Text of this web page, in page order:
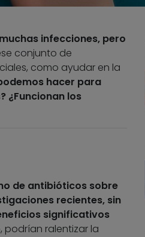
infecciones, pero
conjunto de
como ayudar en la
hacer para
¿Funcionan los
de antibióticos sobre
recientes, sin
significativos
podrían ralentizar la